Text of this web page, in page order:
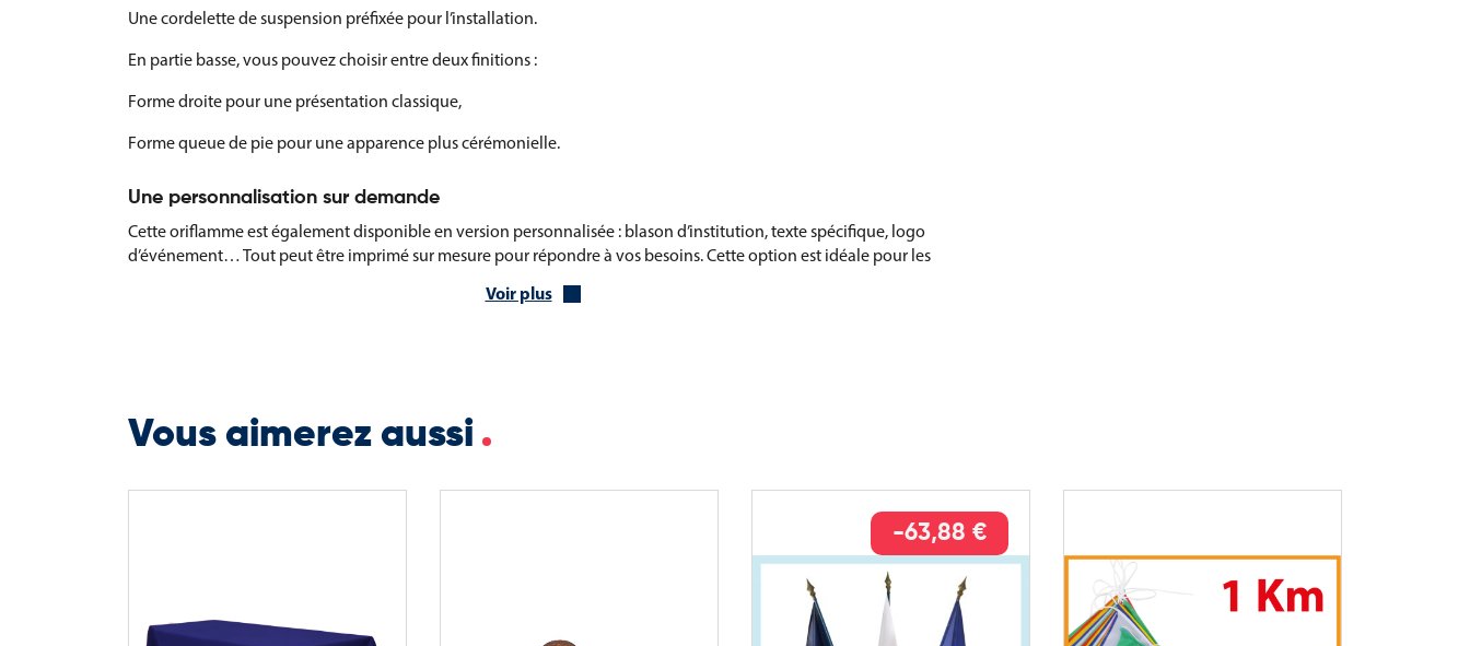
Une cordelette de suspension préfixée pour l’installation.
En partie basse, vous pouvez choisir entre deux finitions :
Forme droite pour une présentation classique,
Forme queue de pie pour une apparence plus cérémonielle.
Une personnalisation sur demande
Cette oriflamme est également disponible en version personnalisée : blason d’institution, texte spécifique, logo
d’événement… Tout peut être imprimé sur mesure pour répondre à vos besoins. Cette option est idéale pour les
Voir plus
Vous aimerez aussi
-63,88 €